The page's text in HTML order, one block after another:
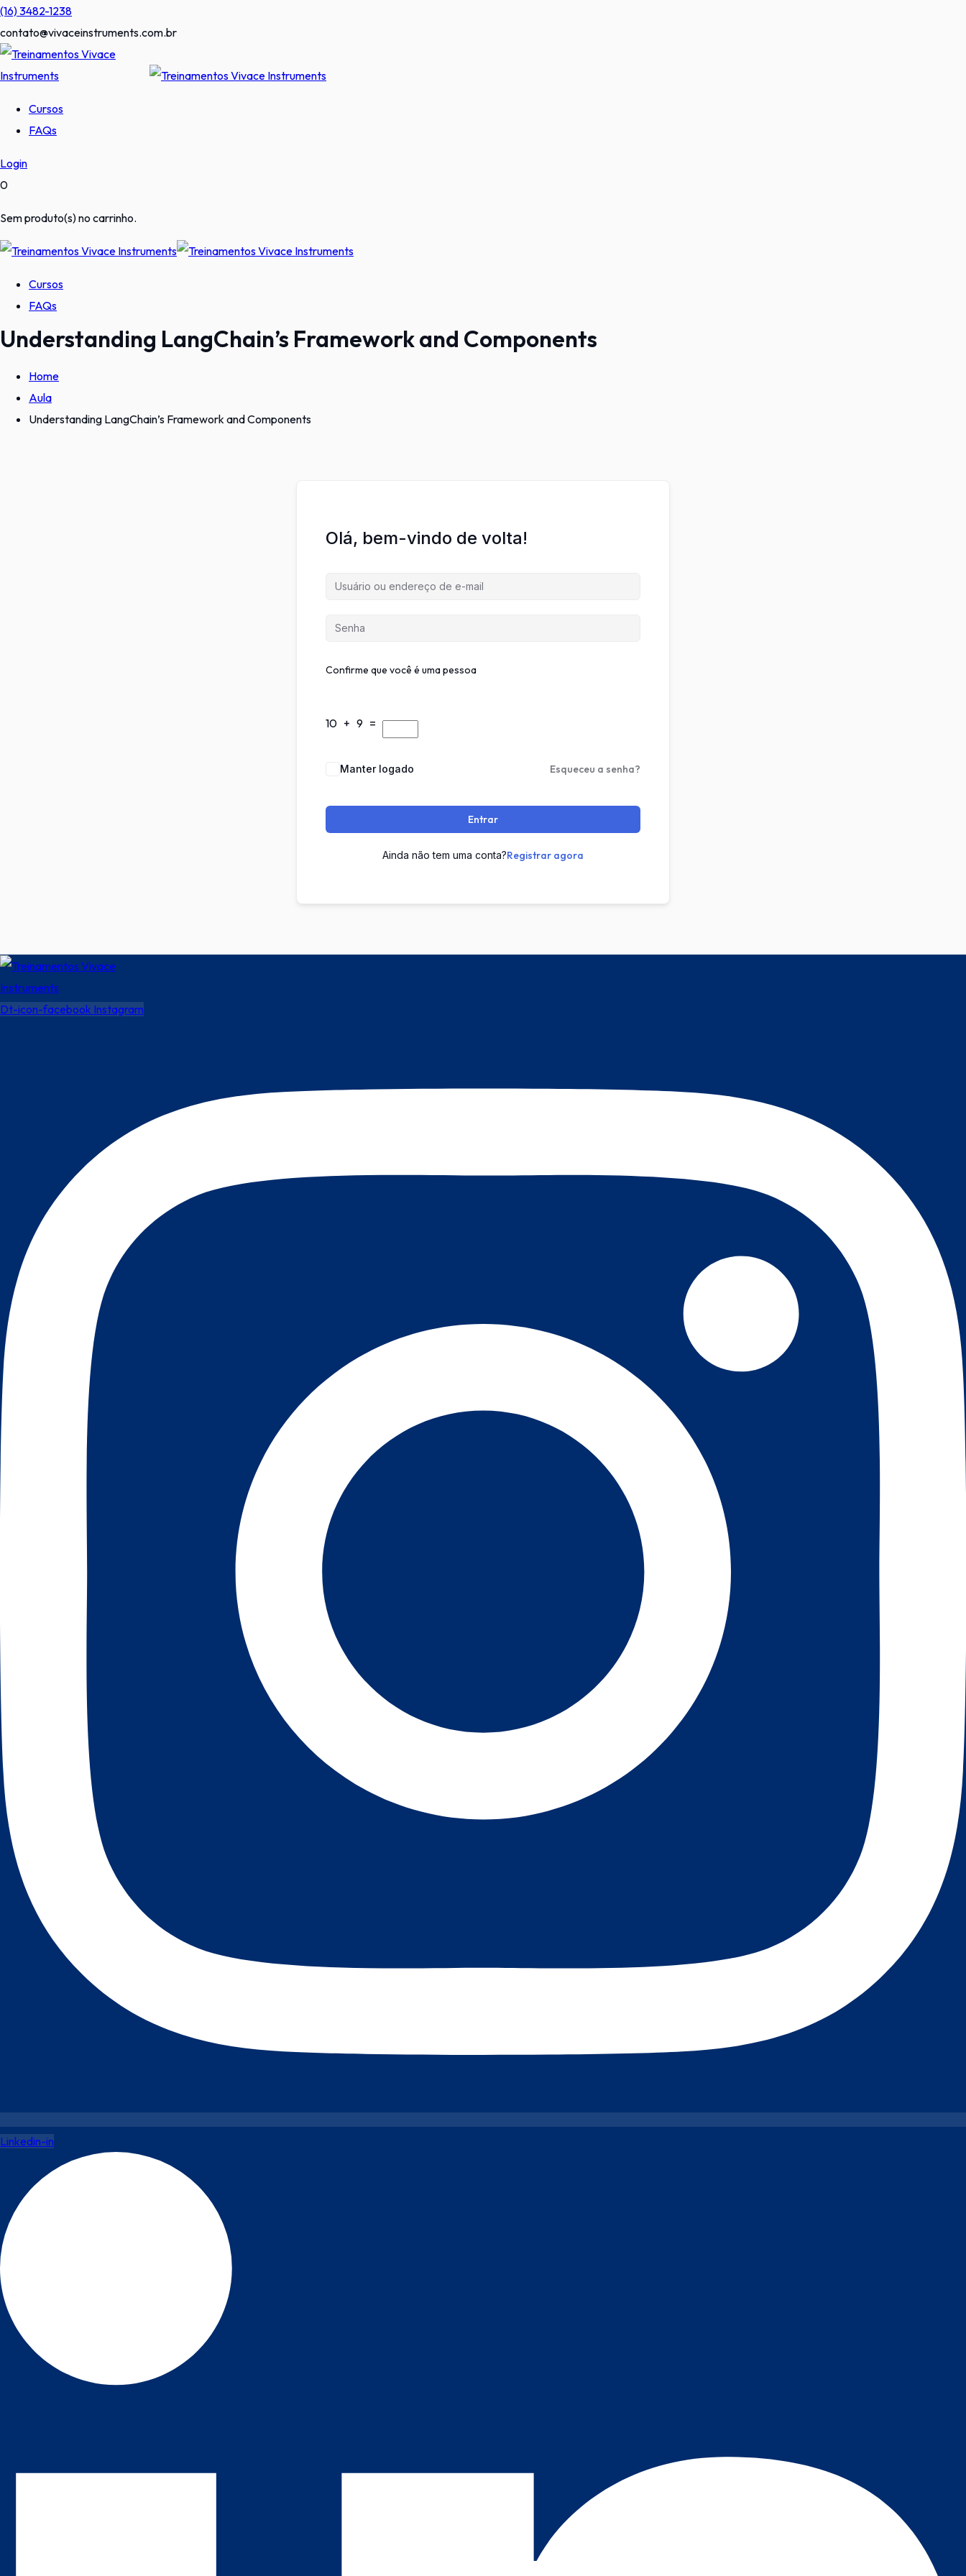
Pular
para
o
conteúdo
(16) 3482-1238
contato@vivaceinstruments.com.br
Cursos
FAQs
Login
0
Sem produto(s) no carrinho.
Cursos
FAQs
Understanding LangChain’s Framework and Components
Home
Aula
Understanding LangChain’s Framework and Components
Olá, bem-vindo de volta!
Confirme que você é uma pessoa
10 + 9 =
Manter logado Esqueceu a senha?
Entrar
Ainda não tem uma conta?Registrar agora
Dt-icon-facebook Instagram
Linkedin-in